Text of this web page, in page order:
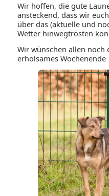
Wir hoffen, die gute
ansteckend, dass wir
über das (aktuelle und
Wetter hinwegtrösten
Wir wünschen allen noch
erholsames Wochenende